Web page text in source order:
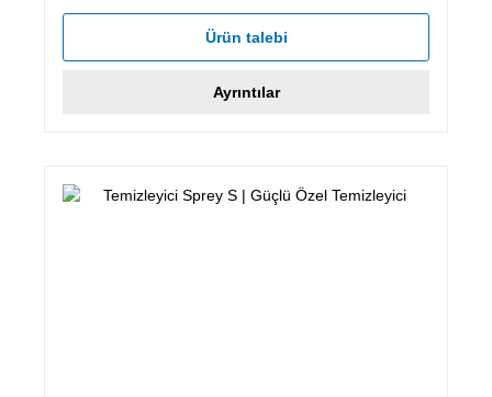
Ürün talebi
Ayrıntılar